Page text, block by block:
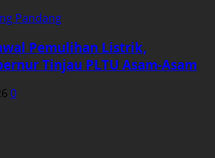
Pandang
Pemulihan Listrik,
Tinjau PLTU Asam-Asam
0